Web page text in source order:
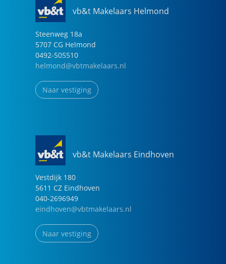
vb&t Makelaars Helmond
Steenweg 18a
5707 CG Helmond
0492-505510
helmond@vbtmakelaars.nl
Naar vestiging
vb&t Makelaars Eindhoven
Vestdijk 180
5611 CZ Eindhoven
040-2696949
eindhoven@vbtmakelaars.nl
Naar vestiging